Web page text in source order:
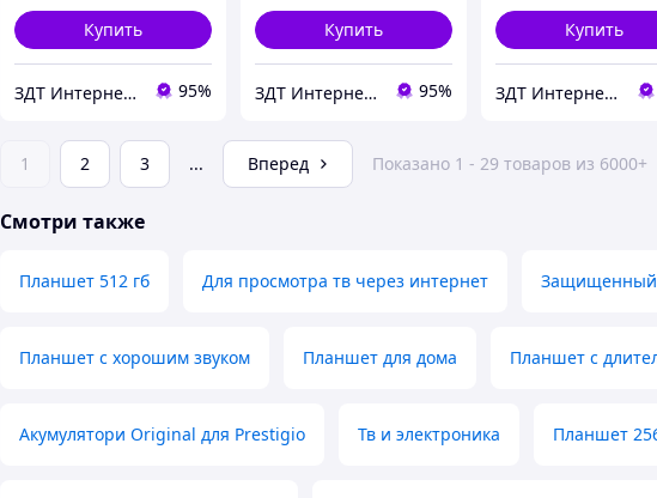
Купить
ЗДТ Интернет - магазин Запчастей и аксессуаров Для Телефонов 95%
Купить
ЗДТ Интернет - магазин Запчастей и аксессуаров Для Телефонов 95%
Купить
ЗДТ Интернет - магазин Запчастей и аксессуаров Для Телефонов
1 2 3 ... Вперед Показано 1 - 29 товаров из 6000+
Смотри также
Планшет 512 гб Для просмотра тв через интернет Защищенный
Планшет с хорошим звуком Планшет для дома Планшет с
Акумулятори Original для Prestigio Тв и электроника Планшет